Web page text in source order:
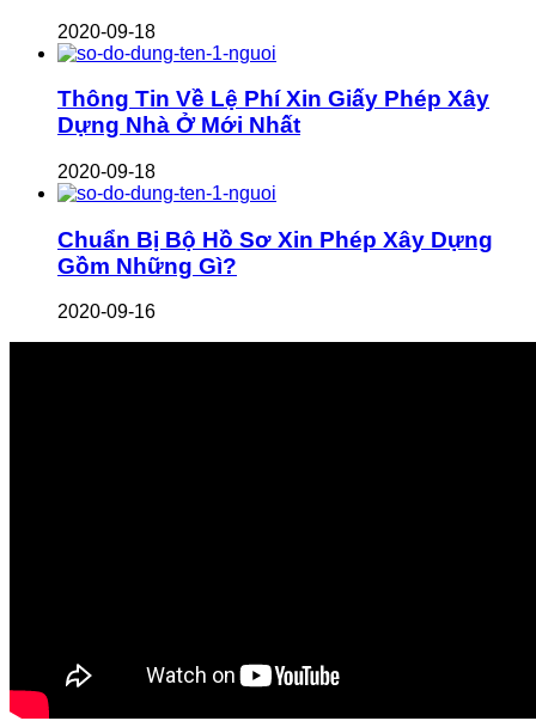
2020-09-18
Thông Tin Về Lệ Phí Xin Giấy Phép Xây
Dựng Nhà Ở Mới Nhất
2020-09-18
Chuẩn Bị Bộ Hồ Sơ Xin Phép Xây Dựng
Gồm Những Gì?
2020-09-16